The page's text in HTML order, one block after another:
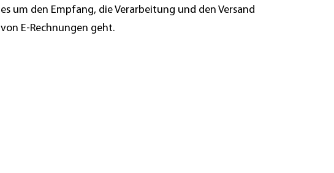
es um den Empfang, die Verarbeitung und den Versand
von E-Rechnungen geht.